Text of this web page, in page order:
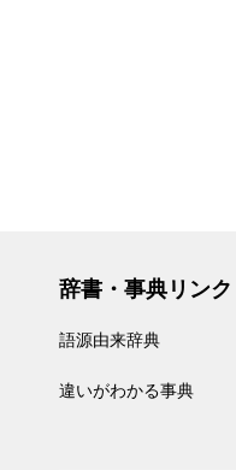
辞書・事典リンク
語源由来辞典
違いがわかる事典